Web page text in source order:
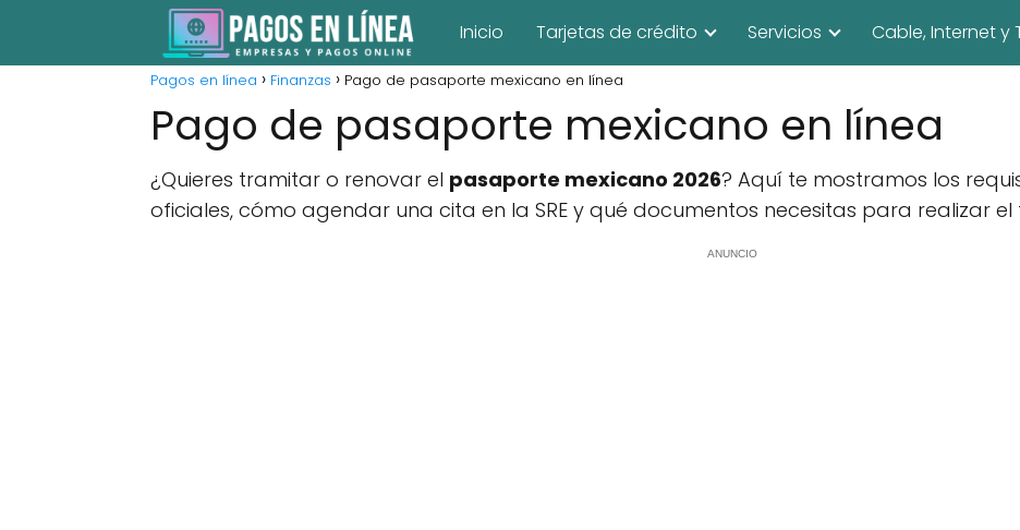
Inicio Tarjetas de crédito Servicios Cable, Internet y
Pagos en línea Finanzas Pago de pasaporte mexicano en línea
Pago de pasaporte mexicano en línea
¿Quieres tramitar o renovar el pasaporte mexicano 2026? Aquí te mostramos los
oficiales, cómo agendar una cita en la SRE y qué documentos necesitas para realizar
ANUNCIO